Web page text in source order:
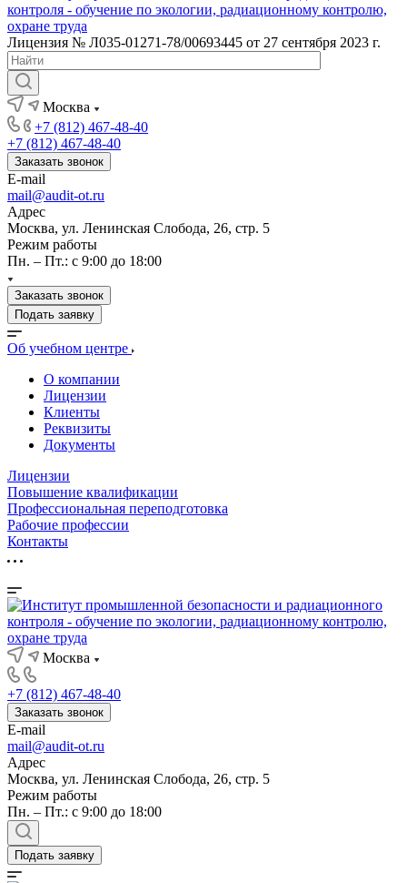
Лицензия № Л035-01271-78/00693445 от 27 сентября 2023 г.
Москва
+7 (812) 467-48-40
+7 (812) 467-48-40
Заказать звонок
E-mail
mail@audit-ot.ru
Адрес
Москва, ул. Ленинская Слобода, 26, стр. 5
Режим работы
Пн. – Пт.: с 9:00 до 18:00
Заказать звонок
Подать заявку
Об учебном центре
О компании
Лицензии
Клиенты
Реквизиты
Документы
Лицензии
Повышение квалификации
Профессиональная переподготовка
Рабочие профессии
Контакты
Москва
+7 (812) 467-48-40
Заказать звонок
E-mail
mail@audit-ot.ru
Адрес
Москва, ул. Ленинская Слобода, 26, стр. 5
Режим работы
Пн. – Пт.: с 9:00 до 18:00
Подать заявку